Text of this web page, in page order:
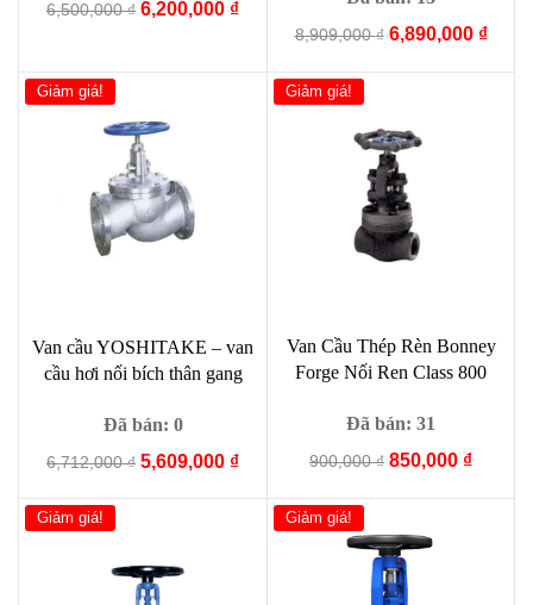
6,500,000₫ Giá
6,200,000 ₫Giá
6,200,000 ₫.
8,909,000₫ Giá
6,890,000 ₫Giá
Giảm giá!
Van cầu YOSHITAKE – van
cầu hơi nối bích thân gang
Đã bán: 0
6,712,000₫ Giá
5,609,000 ₫Giá
Giảm giá!
Van Cầu Thép Rèn Bonney
Forge Nối Ren Class 800
Đã bán: 31
900,000₫ Giá
900,000 ₫.
850,000 ₫Giá
Giảm giá! Giảm giá!